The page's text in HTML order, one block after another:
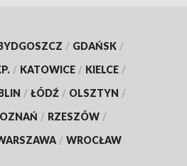
/ GDAŃSK /
/ KATOWICE / KIELCE /
/ ŁÓDŹ / OLSZTYN /
/ RZESZÓW /
/ WROCŁAW